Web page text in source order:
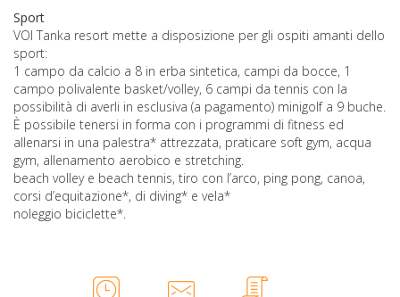
Sport
VOI Tanka resort mette a disposizione per gli ospiti amanti dello
sport:
1 campo da calcio a 8 in erba sintetica, campi da bocce, 1
campo polivalente basket/volley, 6 campi da tennis con la
possibilità di averli in esclusiva (a pagamento) minigolf a 9 buche.
È possibile tenersi in forma con i programmi di fitness ed
allenarsi in una palestra* attrezzata, praticare soft gym, acqua
gym, allenamento aerobico e stretching.
beach volley e beach tennis, tiro con l’arco, ping pong, canoa,
corsi d’equitazione*, di diving* e vela*
noleggio biciclette*.